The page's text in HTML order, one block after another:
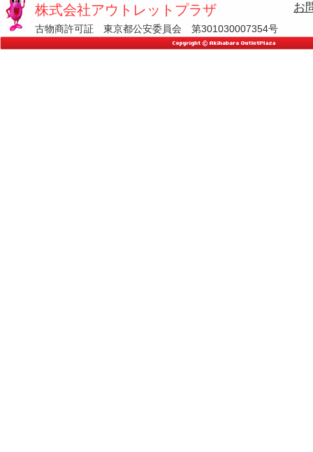
株式会社アウトレットプラザ
古物商許可証 東京都公安委員会 第301030007354号
お